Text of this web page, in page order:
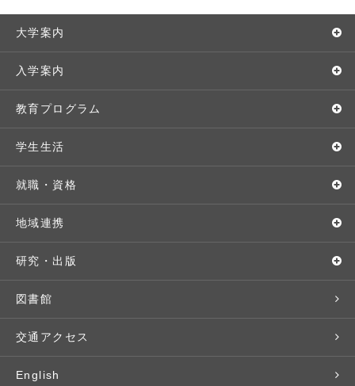
大学案内
敬和学園大学とは
学長メッセージ
教育理念・方針・取り組み
キャンパス・施設設備
交通アクセス
基本情報・情報公開
広報・公聴
入学案内
入学者選抜
オープンキャンパス
Webオープンキャンパス
個別相談（来学・オンライン）
特待生（入学者向け）
パンフレット・資料請求
入学予定者の皆さま
教育プログラム
学部・学科
地域実践
留学プログラム
語学プログラム
教職課程
教員紹介
学修支援の体制
学生生活
キャンパスライフ
年間スケジュール
クラブ・サークル
大学周辺マップ
学生寮
学生支援制度
就職・資格
就職・進路サポート
資格取得
公務員試験対策
就職実績
社会で活躍する卒業生
地域連携
地域との連携
生涯学習
科目等履修生
社会人・シニア入学
研究・出版
研究者・研究分野
人文社会科学研究所
情報メディア研究所
図書館
交通アクセス
English